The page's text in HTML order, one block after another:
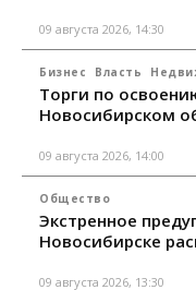
09 августа 2026, 14:30
Бизнес Власть
Торги по
Новосибирском
09 августа 2026, 14:00
Общество
Экстренное
Новосибирске
09 августа 2026, 13:30